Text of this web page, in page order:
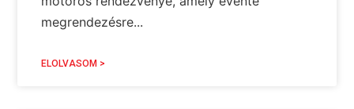
megrendezésre...
ELOLVASOM >